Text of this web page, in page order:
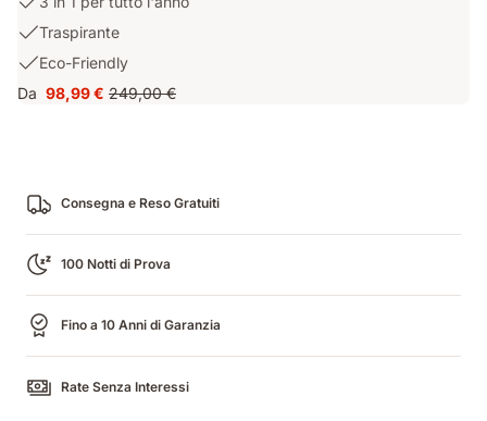
3
in
1
USP
Traspirante
Traspirante
USP
3:
Eco-
Eco-Friendly
Da Prezzo
98,99 € Prezzo
249,00 €
Consegna e Reso Gratuiti
100 Notti di Prova
Fino a 10 Anni di Garanzia
Rate Senza Interessi